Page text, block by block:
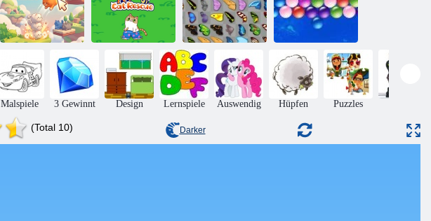
Blocks Puzzle
Zoo
Onet World Panzersterne
Stickman
Bestrafung 2
Cat Stack-
Abenteuer
Katzenrettung
Schmetterlings
Kyodai
Endlose Bubbles
Malspiele 3 Gewinnt Design Lernspiele Auswendig Hüpfen Puzzles
(Total 10) Darker